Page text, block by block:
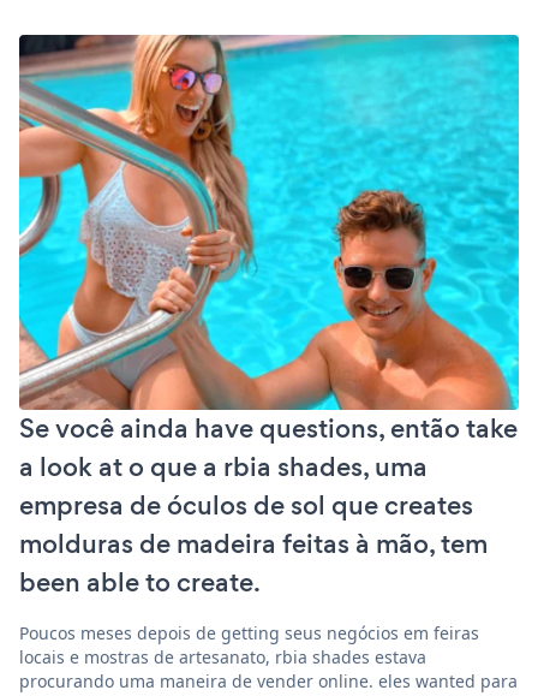
Se você ainda have questions, então take
a look at o que a rbia shades, uma
empresa de óculos de sol que creates
molduras de madeira feitas à mão, tem
been able to create.
Poucos meses depois de getting seus negócios em feiras
locais e mostras de artesanato, rbia shades estava
procurando uma maneira de vender online. eles wanted para